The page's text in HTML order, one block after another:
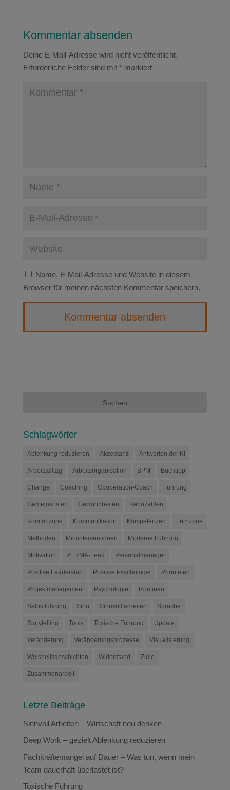
Kommentar absenden
Deine E-Mail-Adresse wird nicht veröffentlicht.
Erforderliche Felder sind mit * markiert
Name, E-Mail-Adresse und Website in diesem
Browser für meinen nächsten Kommentar speichern.
Schlagwörter
Ablenkung reduzieren Akzeptanz Antworten der KI
Arbeitsalltag Arbeitsorganisation BPM Buchtipp
Change Coaching Cooperation-Coach Führung
Gemeinkosten Gewohnheiten Kennzahlen
Komfortzone Kommunikation Kompetenzen Lernzone
Methoden Miniinterventionen Moderne Führung
Motivation PERMA-Lead Personalmanager
Positive Leadership Positive Psychologie Prioritäten
Projektmanagement Psychologie Routinen
Selbstführung Sinn Sinnvoll arbeiten Sprache
Storytelling Tools Toxische Führung Update
Veränderung Veränderungsprozesse Visualisierung
Weisheitsgeschichten Widerstand Ziele
Zusammenarbeit
Letzte Beiträge
Sinnvoll Arbeiten – Wirtschaft neu denken
Deep Work – gezielt Ablenkung reduzieren
Fachkräftemangel auf Dauer – Was tun, wenn mein
Team dauerhaft überlastet ist?
Toxische Führung